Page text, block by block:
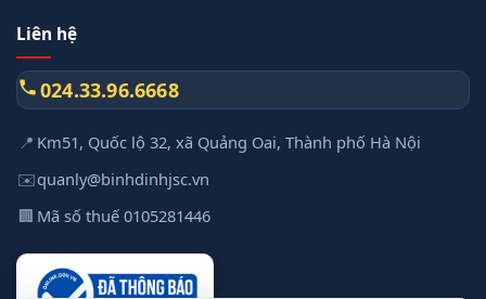
Liên hệ
024.33.96.6668
📍 Km51, Quốc lộ 32, xã Quảng Oai, Thành phố Hà Nội
✉️quanly@binhdinhjsc.vn
🏢 Mã số thuế 0105281446